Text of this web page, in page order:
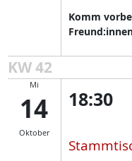
Komm
KW 42
Mi
14
Oktober
18:30